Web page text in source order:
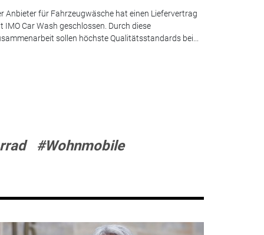
Anbieter für Fahrzeugwäsche hat einen Liefervertrag
IMO Car Wash geschlossen. Durch diese
sollen höchste Qualitätsstandards bei...
#Wohnmobile